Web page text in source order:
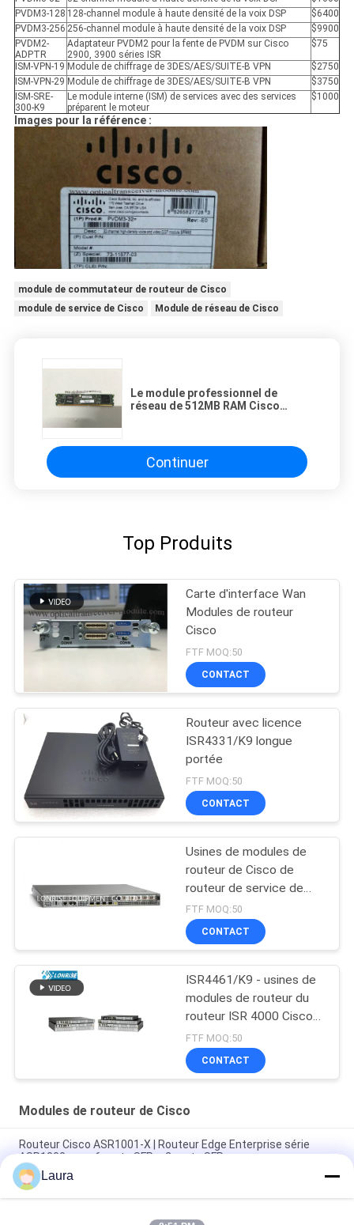
PVDM3-128 128-channel module à haute densité de la voix DSP
$6400
PVDM3-256 256-channel module à haute densité de la voix DSP
$9900
PVDM2-
ADPTR
Adaptateur PVDM2 pour la fente de PVDM sur Cisco
2900, 3900 séries ISR
$75
ISM-VPN-19 Module de chiffrage de 3DES/AES/SUITE-B VPN
$2750
ISM-VPN-29 Module de chiffrage de 3DES/AES/SUITE-B VPN
$3750
ISM-SRE-
300-K9
Le module interne (ISM) de services avec des services
préparent le moteur
$1000
Images pour la référence :
module de commutateur de routeur de Cisco
module de service de Cisco
Module de réseau de Cisco
Le module professionnel de
réseau de 512MB RAM Cisco
Continuer
Top Produits
Carte d'interface Wan
Modules de routeur
Cisco
FTF MOQ:50
CONTACT
Routeur avec licence
ISR4331/K9 longue
portée
FTF MOQ:50
CONTACT
Usines de modules de
routeur de Cisco de
routeur de service de
l'agrégation ASR1001
FTF MOQ:50
CONTACT
ISR4461/K9 - usines de
modules de routeur du
routeur ISR 4000 Cisco
de Cisco
FTF MOQ:50
CONTACT
Modules de routeur de Cisco
Routeur Cisco ASR1001-X | Routeur Edge Enterprise série
ASR1000 avec 6 ports SFP + 2 ports SFP+
Routeur de services d'agrégation Cisco ASR1002-X | Routeur
WAN d'entreprise évolutif de 5 Gbit/s à 36 Gbit/s
Laura